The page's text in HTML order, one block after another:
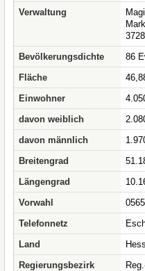
Verwaltung
Bevölkerungsdichte
86
Fläche
Einwohner
davon weiblich
davon männlich
Breitengrad
Längengrad
Vorwahl
Telefonnetz
Land
Regierungsbezirk